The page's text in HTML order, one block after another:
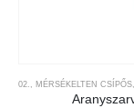
02., MÉRSÉKELTEN CSÍPŐS,